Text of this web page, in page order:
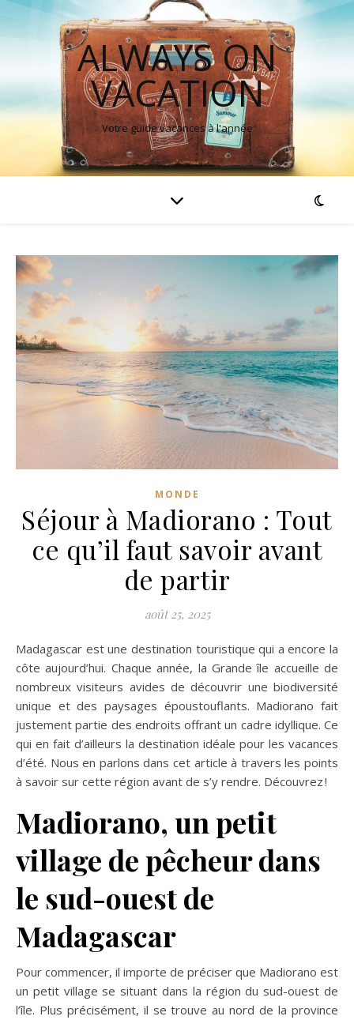
ALWAYS ON
VACATION
Votre guide vacances à l'année
MONDE
Séjour à Madiorano : Tout
ce qu’il faut savoir avant
de partir
août 25, 2025
Madagascar est une destination touristique qui a encore la
côte aujourd’hui. Chaque année, la Grande île accueille de
nombreux visiteurs avides de découvrir une biodiversité
unique et des paysages époustouflants. Madiorano fait
justement partie des endroits offrant un cadre idyllique. Ce
qui en fait d’ailleurs la destination idéale pour les vacances
d’été. Nous en parlons dans cet article à travers les points
à savoir sur cette région avant de s’y rendre. Découvrez !
Madiorano, un petit
village de pêcheur dans
le sud-ouest de
Madagascar
Pour commencer, il importe de préciser que Madiorano est
un petit village se situant dans la région du sud-ouest de
l’île. Plus précisément, il se trouve au nord de la province